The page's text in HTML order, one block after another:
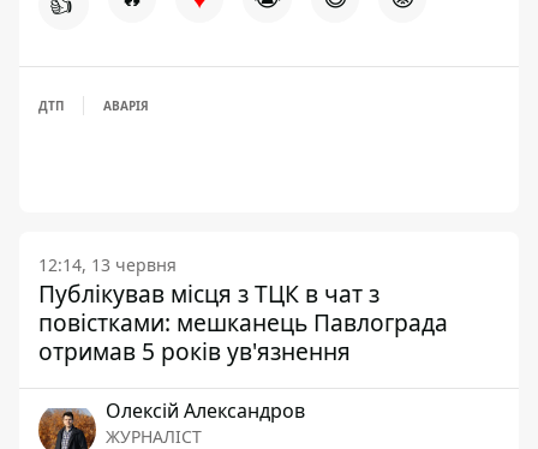
ДТП АВАРІЯ
12:14, 13 червня
Публікував місця з ТЦК в чат з
повістками: мешканець Павлограда
отримав 5 років ув'язнення
Олексій Александров
ЖУРНАЛІСТ